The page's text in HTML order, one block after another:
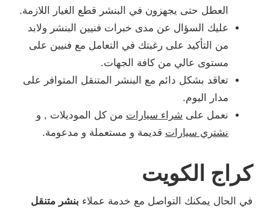
العطل حتى يجهزون في البنشر قطع الغيار اللازمة.
عليك السؤال عن مدى خبرات فنيين البنشر ولابد
من التأكيد على رغبتك في التعامل مع فنيين على
مستوى عالي من كافة الجهات.
تعاقد بشكل دائم مع البنشر المتنقل المتوافر على
مدار اليوم.
نعمل على شراء سيارات من كل الموديلات , و
نشتري سيارات قديمة و مستعملة و مدعومة.
كراج الكويت
في الحال يمكنك التواصل مع خدمة عملاء بنشر متنقل